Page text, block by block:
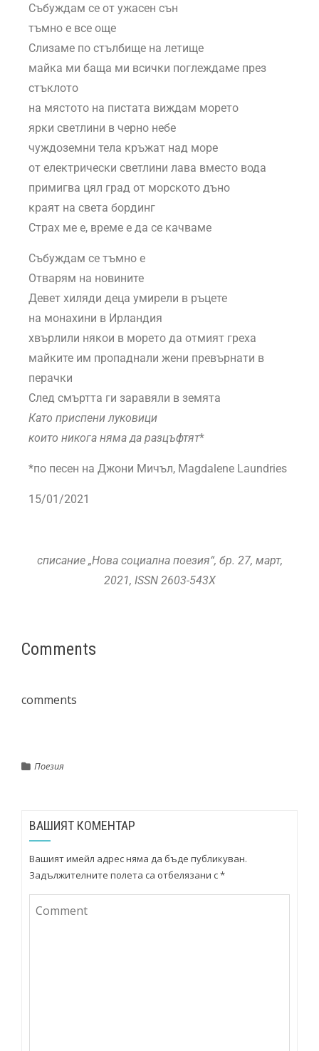
Събуждам се от ужасен сън
тъмно е все още
Слизаме по стълбище на летище
майка ми баща ми всички поглеждаме през
стъклото
на мястото на пистата виждам морето
ярки светлини в черно небе
чуждоземни тела кръжат над море
от електрически светлини лава вместо вода
примигва цял град от морското дъно
краят на света бординг
Страх ме е, време е да се качваме
Събуждам се тъмно е
Отварям на новините
Девет хиляди деца умирели в ръцете
на монахини в Ирландия
хвърлили някои в морето да отмият греха
майките им пропаднали жени превърнати в
перачки
След смъртта ги заравяли в земята
Като приспени луковици
които никога няма да разцъфтят*
*по песен на Джони Мичъл, Magdalene Laundries
15/01/2021
списание „Нова социална поезия“, бр. 27, март,
2021, ISSN 2603-543X
Comments
comments
Поезия
ВАШИЯТ КОМЕНТАР
Вашият имейл адрес няма да бъде публикуван.
Задължителните полета са отбелязани с*